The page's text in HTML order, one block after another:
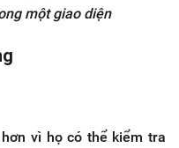
một giao diện
vì họ có thể kiểm tra